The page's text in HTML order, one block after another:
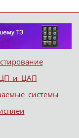
и ЦАП
системы